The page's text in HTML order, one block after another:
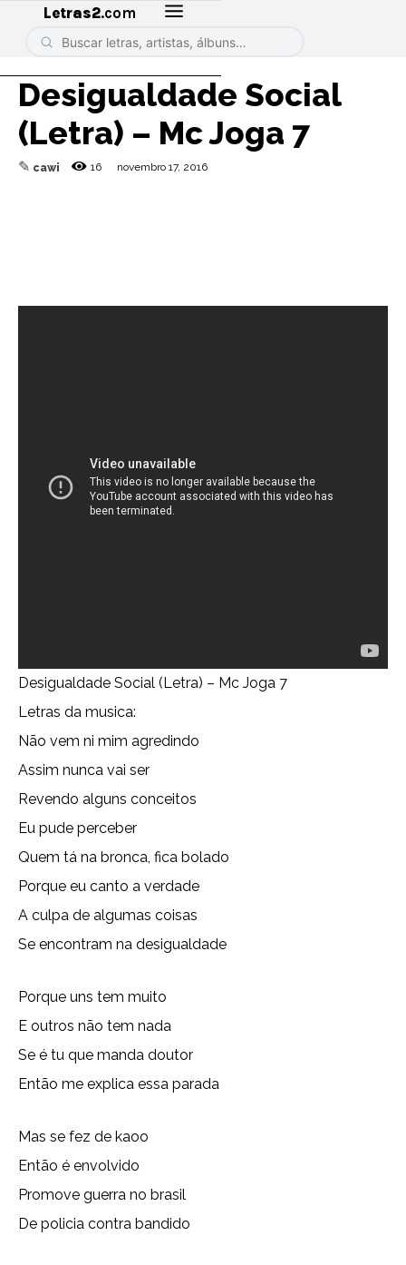
Letras2.com
Desigualdade Social
(Letra) – Mc Joga 7
✎ cawi 16 novembro 17, 2016
Desigualdade Social (Letra) – Mc Joga 7
Letras da musica:
Não vem ni mim agredindo
Assim nunca vai ser
Revendo alguns conceitos
Eu pude perceber
Quem tá na bronca, fica bolado
Porque eu canto a verdade
A culpa de algumas coisas
Se encontram na desigualdade
Porque uns tem muito
E outros não tem nada
Se é tu que manda doutor
Então me explica essa parada
Mas se fez de kaoo
Então é envolvido
Promove guerra no brasil
De policia contra bandido